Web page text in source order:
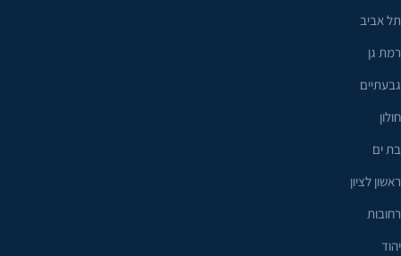
תל אביב
רמת גן
גבעתיים
חולון
בת ים
ראשון לציון
רחובות
יהוד